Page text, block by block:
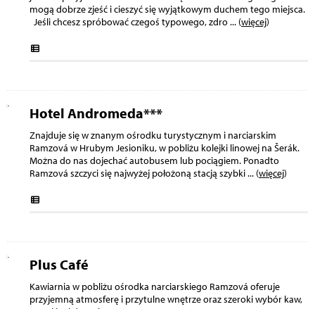
mogą dobrze zjeść i cieszyć się wyjątkowym duchem tego miejsca.
Jeśli chcesz spróbować czegoś typowego, zdro... (więcej)
Hotel Andromeda***
Znajduje się w znanym ośrodku turystycznym i narciarskim
Ramzová w Hrubym Jesioniku, w pobliżu kolejki linowej na Šerák.
Można do nas dojechać autobusem lub pociągiem. Ponadto
Ramzová szczyci się najwyżej położoną stacją szybki... (więcej)
Plus Café
Kawiarnia w pobliżu ośrodka narciarskiego Ramzová oferuje
przyjemną atmosferę i przytulne wnętrze oraz szeroki wybór kaw,